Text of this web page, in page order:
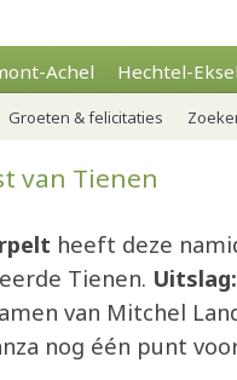
Achel Hechtel-
Groeten & felicitaties
van Tienen
heeft deze
Tienen.
van Mitchel
nog één punt